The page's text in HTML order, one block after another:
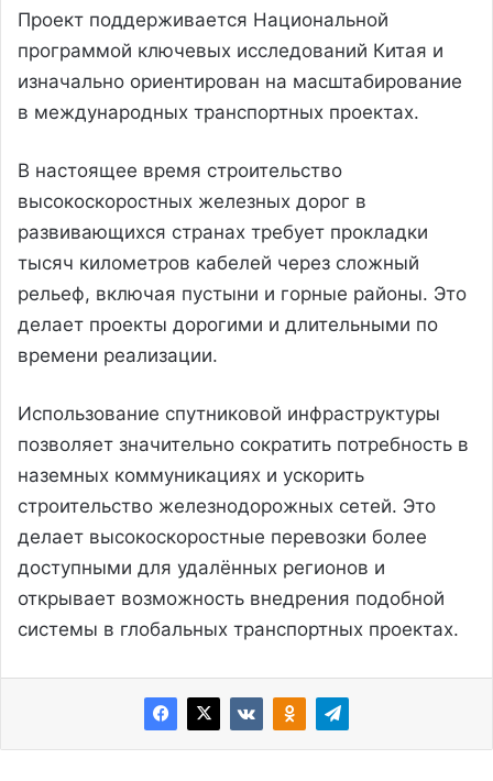
Проект поддерживается Национальной
программой ключевых исследований Китая и
изначально ориентирован на масштабирование
в международных транспортных проектах.
В настоящее время строительство
высокоскоростных железных дорог в
развивающихся странах требует прокладки
тысяч километров кабелей через сложный
рельеф, включая пустыни и горные районы. Это
делает проекты дорогими и длительными по
времени реализации.
Использование спутниковой инфраструктуры
позволяет значительно сократить потребность в
наземных коммуникациях и ускорить
строительство железнодорожных сетей. Это
делает высокоскоростные перевозки более
доступными для удалённых регионов и
открывает возможность внедрения подобной
системы в глобальных транспортных проектах.